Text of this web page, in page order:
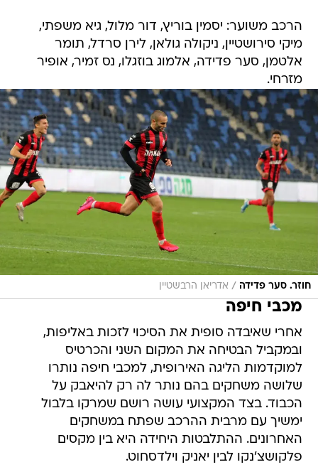
הרכב משוער: יסמין בוריץ, דור מלול, גיא משפתי,
מיקי סירושטיין, ניקולה גולאן, לירן סרדל, תומר
אלטמן, סער פדידה, אלמוג בוזגלו, נס זמיר, אופיר
מזרחי.
חוזר. סער פדידה / אדריאן הרבשטיין
מכבי חיפה
אחרי שאיבדה סופית את הסיכוי לזכות באליפות,
ובמקביל הבטיחה את המקום השני והכרטיס
למוקדמות הליגה האירופית, למכבי חיפה נותרו
שלושה משחקים בהם נותר לה רק להיאבק על
הכבוד. בצד המקצועי עושה רושם שמרקו בלבול
ימשיך עם מרבית ההרכב שפתח במשחקים
האחרונים. ההתלבטות היחידה היא בין מקסים
פלקושצ'נקו לבין יאניק וילדסחוט.